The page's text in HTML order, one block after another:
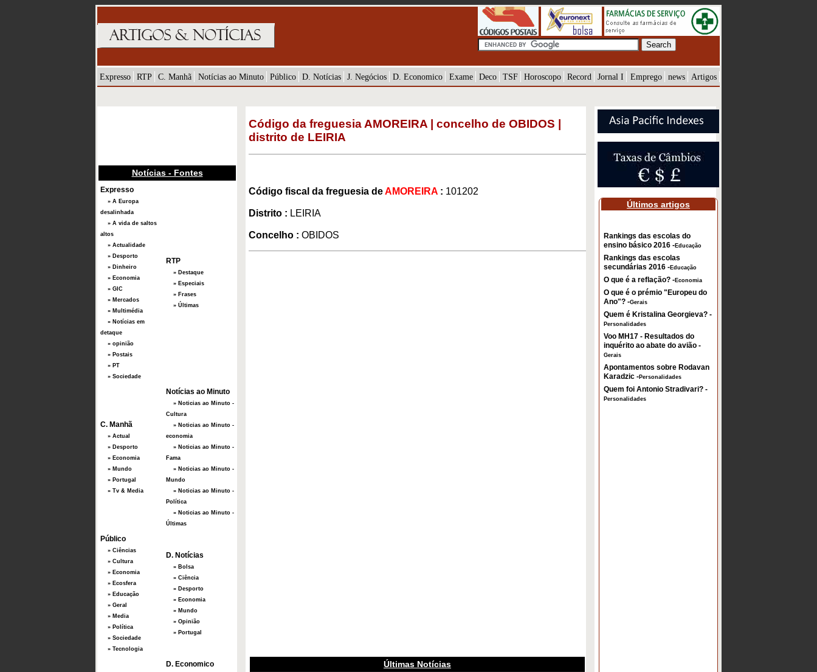
Expresso RTP C. Manhã Notícias ao Minuto Público D. Notícias J. Negócios D. Economico Exame Deco TSF Horoscopo Record Jornal I Emprego news Artigos
Notícias - Fontes
Expresso
» A Europa
desalinhada
» A vida de saltos
altos
» Actualidade
» Desporto
» Dinheiro
» Economia
» GIC
» Mercados
» Multimédia
» Notícias em
detaque
» opinião
» Postais
» PT
» Sociedade
RTP
» Destaque
» Especiais
» Frases
» Últimas
C. Manhã
» Actual
» Desporto
» Economia
» Mundo
» Portugal
» Tv & Media
Notícias ao Minuto
» Noticias ao Minuto -
Cultura
» Noticias ao Minuto -
economia
» Noticias ao Minuto -
Fama
» Noticias ao Minuto -
Mundo
» Noticias ao Minuto -
Política
» Noticias ao Minuto -
Últimas
Público
» Ciências
» Cultura
» Economia
» Ecosfera
» Educação
» Geral
» Media
» Política
» Sociedade
» Tecnologia
D. Notícias
» Bolsa
» Ciência
» Desporto
» Economia
» Mundo
» Opinião
» Portugal
D. Economico
Código da freguesia AMOREIRA | concelho de OBIDOS |
distrito de LEIRIA
Código fiscal da freguesia deAMOREIRA : 101202
Distrito : LEIRIA
Concelho : OBIDOS
Últimas Notícias
Últimos artigos
Rankings das escolas do
ensino básico 2016 - Educação
Rankings das escolas
secundárias 2016 - Educação
O que é a reflação? - Economia
O que é o prémio "Europeu do
Ano"? -Gerais
Quem é Kristalina Georgieva? -
Personalidades
Voo MH17 - Resultados do
inquérito ao abate do avião -
Gerais
Apontamentos sobre Rodavan
Karadzic - Personalidades
Quem foi Antonio Stradivari? -
Personalidades